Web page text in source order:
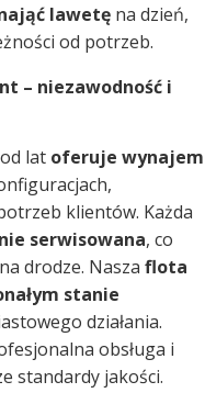
lawetę na dzień,
od potrzeb.
– niezawodność i
od lat oferuje wynajem
klientów. Każda
serwisowana, co
drodze. Nasza flota
stanie
działania.
obsługa i
standardy jakości.